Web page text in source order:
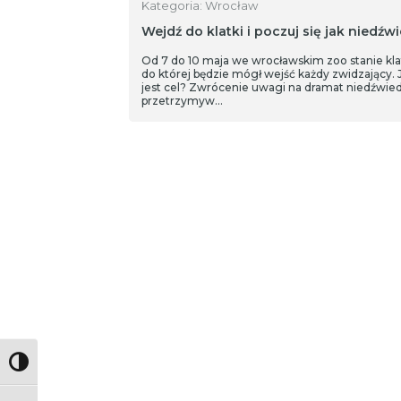
Toggle High Contrast
Kategoria: Wrocław
Wejdź do klatki i poczuj się jak
Od 7 do 10 maja we wrocławskim zoo stanie
do której będzie mógł wejść każdy zwidzający.
jest cel? Zwrócenie uwagi na dramat
przetrzymyw…